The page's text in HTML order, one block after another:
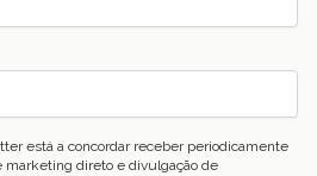
está a concordar receber periodicamente
marketing direto e divulgação de